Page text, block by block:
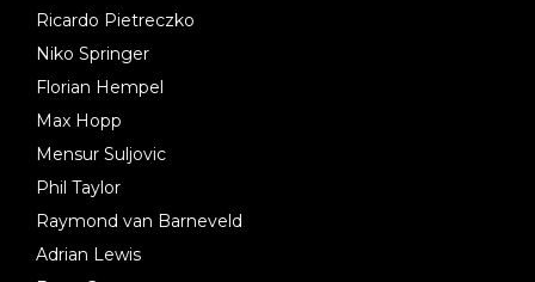
Ricardo Pietreczko
Niko Springer
Florian Hempel
Max Hopp
Mensur Suljovic
Phil Taylor
Raymond van Barneveld
Adrian Lewis